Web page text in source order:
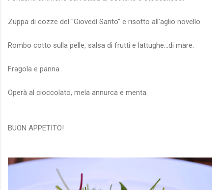
Zuppa di cozze del "Giovedì Santo" e risotto all'aglio novello.
Rombo cotto sulla pelle, salsa di frutti e lattughe...di mare.
Fragola e panna.
Operà al cioccolato, mela annurca e menta.
BUON APPETITO!